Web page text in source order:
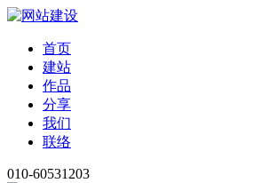
首页
建站
作品
分享
我们
联络
010-60531203